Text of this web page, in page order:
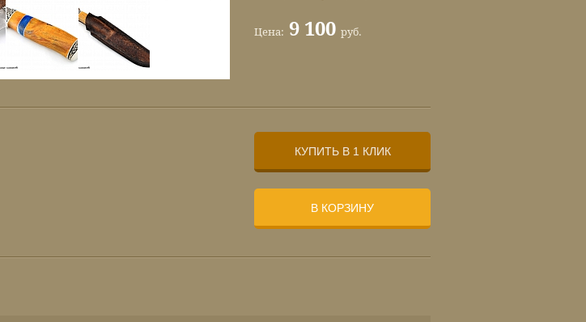
Цена: 9 100 руб.
КУПИТЬ В 1 КЛИК
В КОРЗИНУ